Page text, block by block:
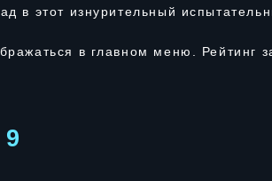
в этот изнурительный
в главном меню. Рейтинг